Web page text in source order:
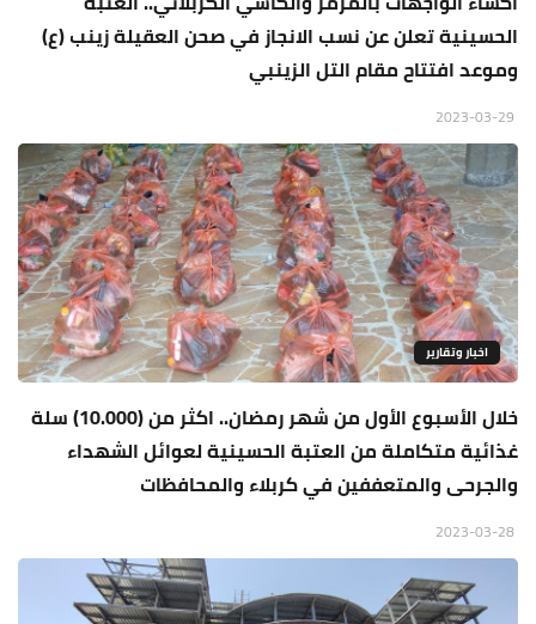
الحسينية تعلن عن نسب الانجاز في صحن العقيلة زينب (ع)
وموعد افتتاح مقام التل الزينبي
اخبار وتقارير
خلال الأسبوع الأول من شهر رمضان.. اكثر من (10.000) سلة
غذائية متكاملة من العتبة الحسينية لعوائل الشهداء
والجرحى والمتعففين في كربلاء والمحافظات